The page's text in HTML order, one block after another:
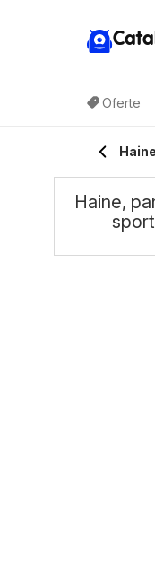
Oferte
Haine,
sport